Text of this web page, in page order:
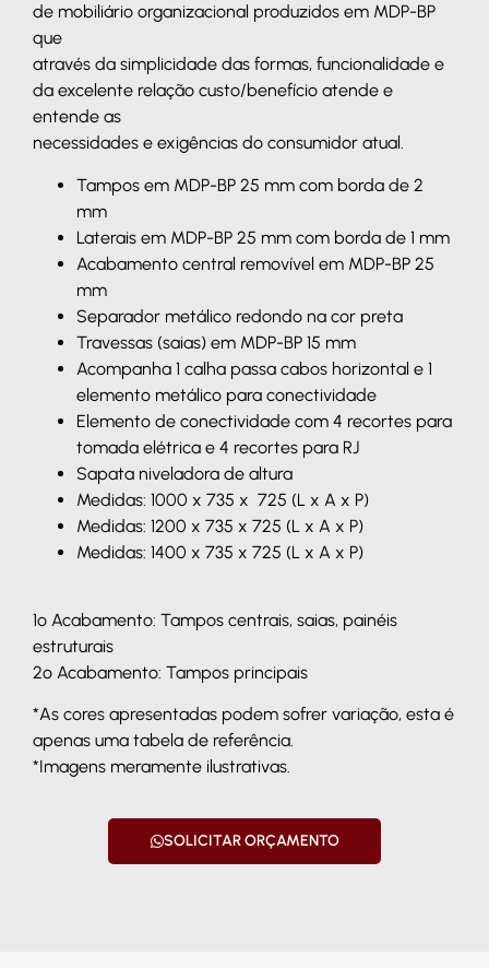
de mobiliário organizacional produzidos em MDP-BP
que
através da simplicidade das formas, funcionalidade e
da excelente relação custo/benefício atende e
entende as
necessidades e exigências do consumidor atual.
Tampos em MDP-BP 25 mm com borda de 2
mm
Laterais em MDP-BP 25 mm com borda de 1 mm
Acabamento central removível em MDP-BP 25
mm
Separador metálico redondo na cor preta
Travessas (saias) em MDP-BP 15 mm
Acompanha 1 calha passa cabos horizontal e 1
elemento metálico para conectividade
Elemento de conectividade com 4 recortes para
tomada elétrica e 4 recortes para RJ
Sapata niveladora de altura
Medidas: 1000 x 735 x 725 (L x A x P)
Medidas: 1200 x 735 x 725 (L x A x P)
Medidas: 1400 x 735 x 725 (L x A x P)
1º Acabamento: Tampos centrais, saias, painéis
estruturais
2º Acabamento: Tampos principais
*As cores apresentadas podem sofrer variação, esta é
apenas uma tabela de referência.
*Imagens meramente ilustrativas.
SOLICITAR ORÇAMENTO